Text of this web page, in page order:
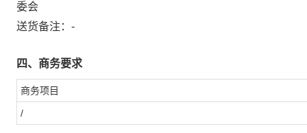
委会
送货备注： -
四、商务要求
商务项目
/